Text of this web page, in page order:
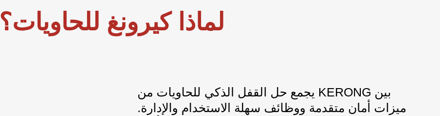
لماذا كيرونغ للحاويات؟
يجمع حل القفل الذكي للحاويات من KERONG بين
ميزات أمان متقدمة ووظائف سهلة الاستخدام والإدارة.